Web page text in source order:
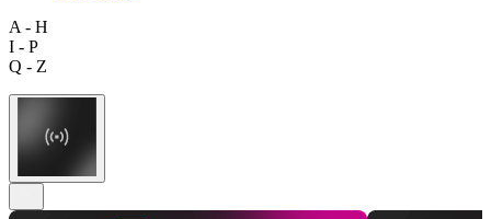
A - H
I - P
Q - Z